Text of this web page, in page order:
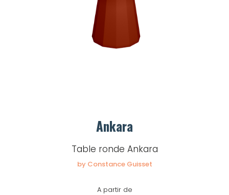
Ankara
Table ronde Ankara
by Constance Guisset
A partir de